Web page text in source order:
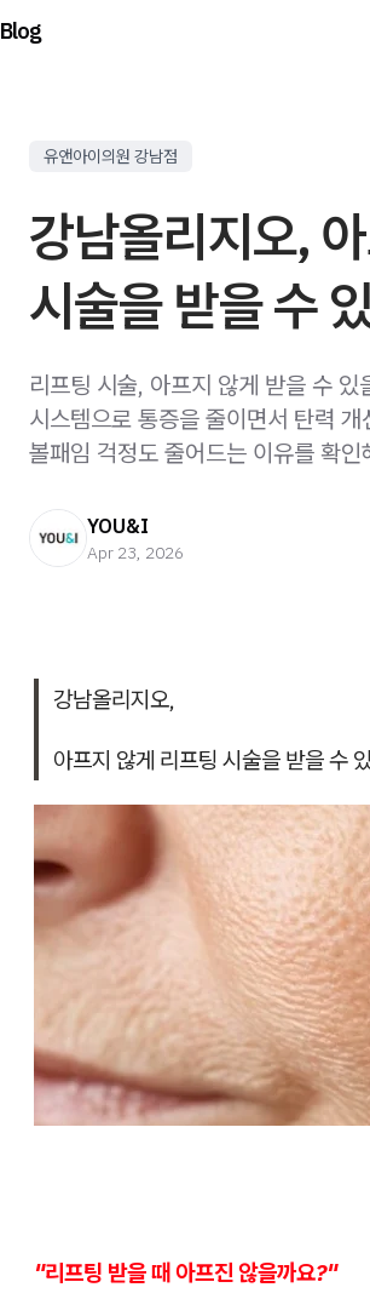
Blog
유앤아이의원 강남점
강남올리지오,
시술을 받을 수
리프팅 시술, 아프지 않게 받을 수
시스템으로 통증을 줄이면서 탄력
볼패임 걱정도 줄어드는 이유를 확인
YOU&I
Apr 23, 2026
강남올리지오,
아프지 않게 리프팅 시술을 받을 수
"리프팅 받을 때 아프진 않을까요?"